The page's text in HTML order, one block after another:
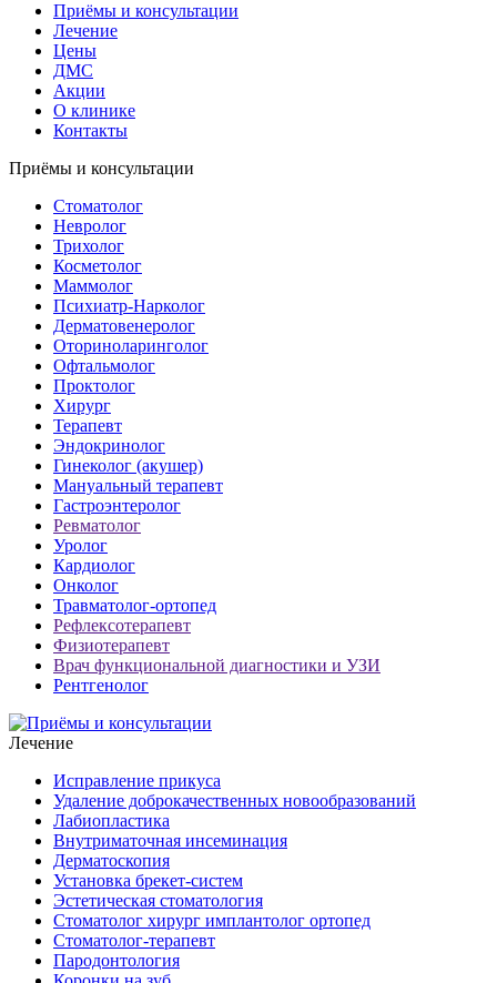
Приёмы и консультации
Лечение
Цены
ДМС
Акции
О клинике
Контакты
Приёмы и консультации
Стоматолог
Невролог
Трихолог
Косметолог
Маммолог
Психиатр-Нарколог
Дерматовенеролог
Оториноларинголог
Офтальмолог
Проктолог
Хирург
Терапевт
Эндокринолог
Гинеколог (акушер)
Мануальный терапевт
Гастроэнтеролог
Ревматолог
Уролог
Кардиолог
Онколог
Травматолог-ортопед
Рефлексотерапевт
Физиотерапевт
Врач функциональной диагностики и УЗИ
Рентгенолог
Лечение
Исправление прикуса
Удаление доброкачественных новообразований
Лабиопластика
Внутриматочная инсеминация
Дерматоскопия
Установка брекет-систем
Эстетическая стоматология
Стоматолог хирург имплантолог ортопед
Стоматолог-терапевт
Пародонтология